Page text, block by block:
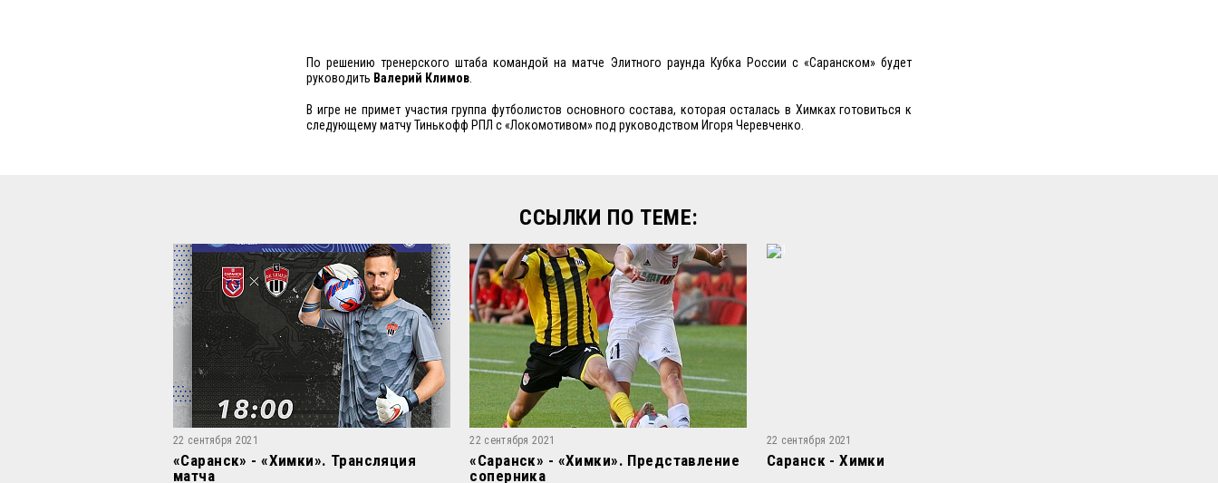
По решению тренерского штаба командой на матче Элитного раунда Кубка России с «Саранском» будет
руководить Валерий Климов
В игре не примет участия группа футболистов основного состава, которая осталась в Химках готовиться к
следующему матчу Тинькофф РПЛ с «Локомотивом» под руководством Игоря Черевченко.
ССЫЛКИ ПО ТЕМЕ:
22 сентября 2021
«Саранск» - «Химки». Трансляция
матча
22 сентября 2021
«Саранск» - «Химки». Представление
соперника
22 сентября 2021
Саранск - Химки